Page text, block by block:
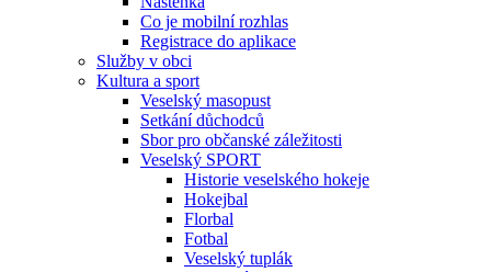
Co je mobilní rozhlas
Registrace do aplikace
Služby v obci
Kultura a sport
Veselský masopust
Setkání důchodců
Sbor pro občanské záležitosti
Veselský SPORT
Historie veselského hokeje
Hokejbal
Florbal
Fotbal
Veselský tuplák